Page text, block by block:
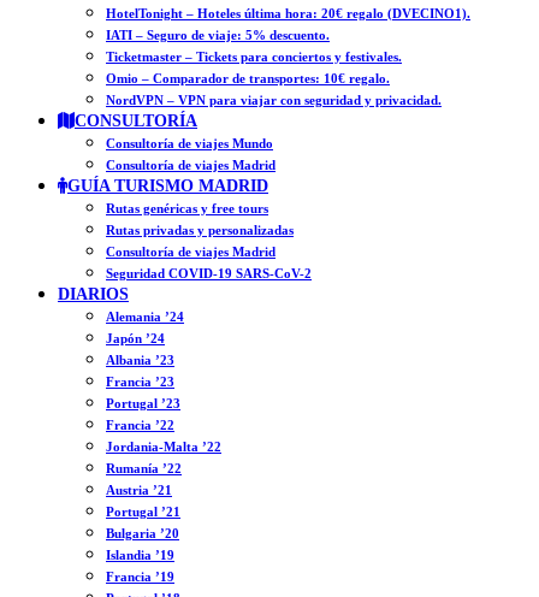
HotelTonight – Hoteles última hora: 20€ regalo (DVECINO1).
IATI – Seguro de viaje: 5% descuento.
Ticketmaster – Tickets para conciertos y festivales.
Omio – Comparador de transportes: 10€ regalo.
NordVPN – VPN para viajar con seguridad y privacidad.
CONSULTORÍA
Consultoría de viajes Mundo
Consultoría de viajes Madrid
GUÍA TURISMO MADRID
Rutas genéricas y free tours
Rutas privadas y personalizadas
Consultoría de viajes Madrid
Seguridad COVID-19 SARS-CoV-2
DIARIOS
Alemania ’24
Japón ’24
Albania ’23
Francia ’23
Portugal ’23
Francia ’22
Jordania-Malta ’22
Rumanía ’22
Austria ’21
Portugal ’21
Bulgaria ’20
Islandia ’19
Francia ’19